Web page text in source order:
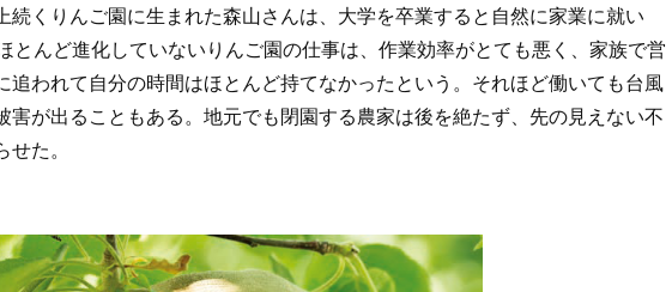
続くりんご園に生まれた森山さんは、大学を卒業すると自然に家業に就い
とんど進化していないりんご園の仕事は、作業効率がとても悪く、家族で営
追われて自分の時間はほとんど持てなかったという。それほど働いても台風
害が出ることもある。地元でも閉園する農家は後を絶たず、先の見えない不
た。